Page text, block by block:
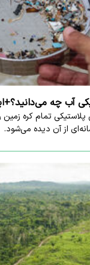
آب چه
پلاستیکی تمام کره زمین
از آن‌ دیده می‌شود.